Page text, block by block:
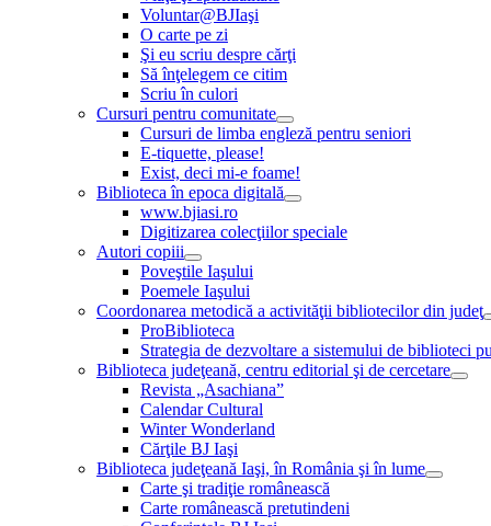
Voluntar@BJIaşi
O carte pe zi
Şi eu scriu despre cărţi
Să înţelegem ce citim
Scriu în culori
Cursuri pentru comunitate
Cursuri de limba engleză pentru seniori
E-tiquette, please!
Exist, deci mi-e foame!
Biblioteca în epoca digitală
www.bjiasi.ro
Digitizarea colecţiilor speciale
Autori copiii
Poveştile Iaşului
Poemele Iaşului
Coordonarea metodică a activităţii bibliotecilor din judeţ
ProBiblioteca
Strategia de dezvoltare a sistemului de biblioteci
Biblioteca judeţeană, centru editorial şi de cercetare
Revista „Asachiana”
Calendar Cultural
Winter Wonderland
Cărţile BJ Iaşi
Biblioteca judeţeană Iaşi, în România şi în lume
Carte şi tradiţie românească
Carte românească pretutindeni